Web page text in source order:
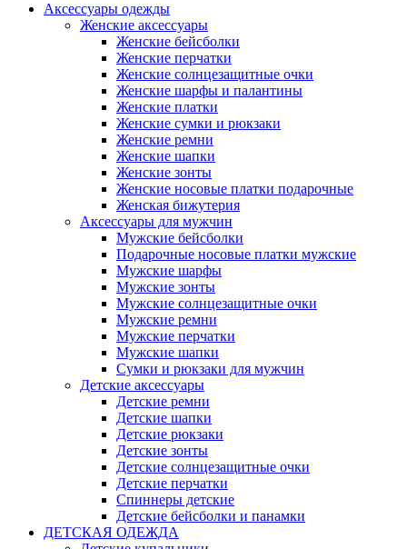
Аксессуары одежды
Женские аксессуары
Женские бейсболки
Женские перчатки
Женские солнцезащитные очки
Женские шарфы и палантины
Женские платки
Женские сумки и рюкзаки
Женские ремни
Женские шапки
Женские зонты
Женские носовые платки подарочные
Женская бижутерия
Аксессуары для мужчин
Мужские бейсболки
Подарочные носовые платки мужские
Мужские шарфы
Мужские зонты
Мужские солнцезащитные очки
Мужские ремни
Мужские перчатки
Мужские шапки
Сумки и рюкзаки для мужчин
Детские аксессуары
Детские ремни
Детские шапки
Детские рюкзаки
Детские зонты
Детские солнцезащитные очки
Детские перчатки
Спиннеры детские
Детские бейсболки и панамки
ДЕТСКАЯ ОДЕЖДА